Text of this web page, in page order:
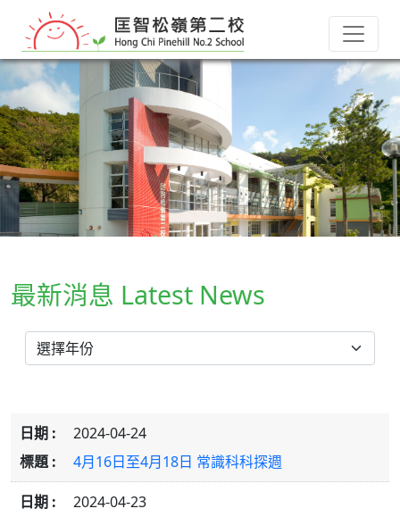
最新消息 Latest News
2024-04-24
4月16日至4月18日 常識科科探週
2024-04-23